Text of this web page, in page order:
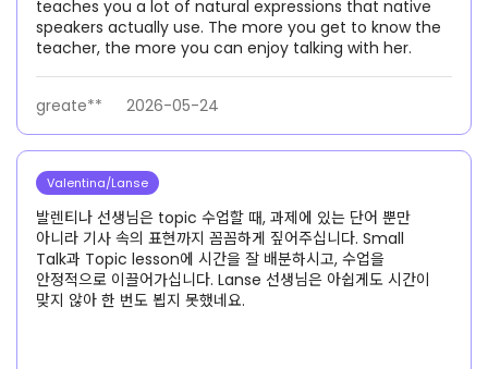
teaches you a lot of natural expressions that native
speakers actually use. The more you get to know the
teacher, the more you can enjoy talking with her.
greate** 2026-05-24
Valentina/Lanse
발렌티나 선생님은 topic 수업할 때, 과제에 있는 단어 뿐만
아니라 기사 속의 표현까지 꼼꼼하게 짚어주십니다. Small
Talk과 Topic lesson에 시간을 잘 배분하시고, 수업을
안정적으로 이끌어가십니다. Lanse 선생님은 아쉽게도 시간이
맞지 않아 한 번도 뵙지 못했네요.